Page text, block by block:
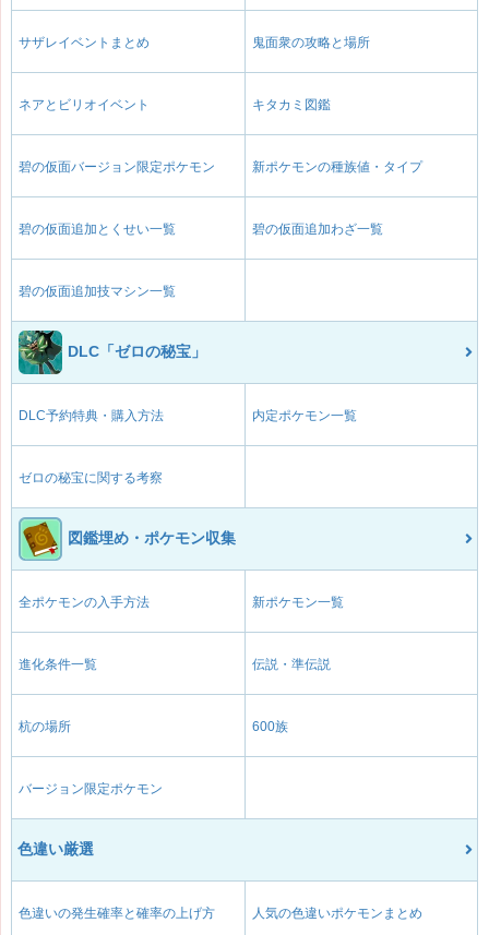
サザレイベントまとめ 鬼面衆の攻略と場所
ネアとビリオイベント キタカミ図鑑
碧の仮面バージョン限定ポケモン 新ポケモンの種族値・タイプ
碧の仮面追加とくせい一覧 碧の仮面追加わざ一覧
碧の仮面追加技マシン一覧
DLC「ゼロの秘宝」
DLC予約特典・購入方法 内定ポケモン一覧
ゼロの秘宝に関する考察
図鑑埋め・ポケモン収集
全ポケモンの入手方法 新ポケモン一覧
進化条件一覧 伝説・準伝説
杭の場所 600族
バージョン限定ポケモン
色違い厳選
色違いの発生確率と確率の上げ方 人気の色違いポケモンまとめ